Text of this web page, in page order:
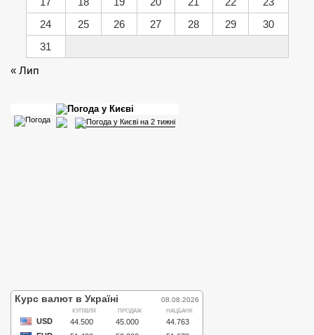
24
25 26 27 28 29
30
31
« Лип